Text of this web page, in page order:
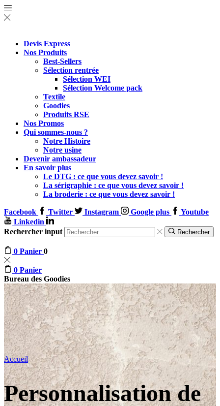
Devis Express
Nos Produits
Best-Sellers
Sélection rentrée
Sélection WEI
Sélection Welcome pack
Textile
Goodies
Produits RSE
Nos Promos
Qui sommes-nous ?
Notre Histoire
Notre usine
Devenir ambassadeur
En savoir plus
Le DTG : ce que vous devez savoir !
La sérigraphie : ce que vous devez savoir !
La broderie : ce que vous devez savoir !
Facebook Twitter Instagram Google plus
Youtube
Linkedin
Rechercher input
Rechercher
0 Panier 0
0 Panier
Bureau des Goodies
Accueil
Personnalisation de